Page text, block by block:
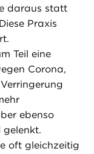
daraus statt
Praxis
Teil eine
Corona,
ebenso
gelenkt.
oft gleichzeitig